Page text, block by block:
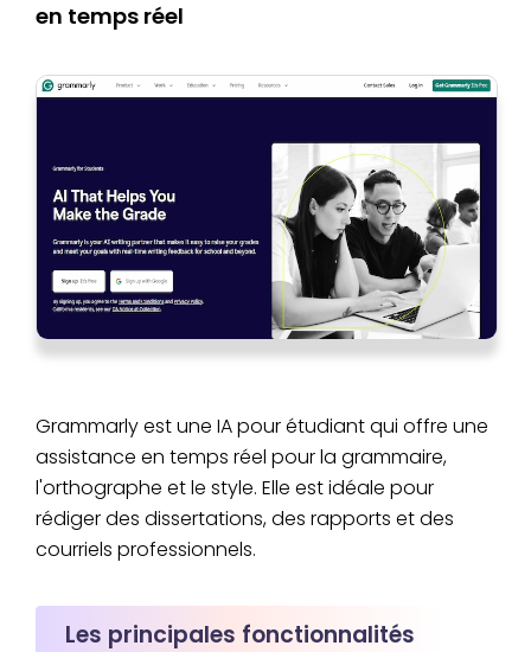
en temps réel
Grammarly est une IA pour étudiant qui offre une
assistance en temps réel pour la grammaire,
l'orthographe et le style. Elle est idéale pour
rédiger des dissertations, des rapports et des
courriels professionnels.
Les principales fonctionnalités